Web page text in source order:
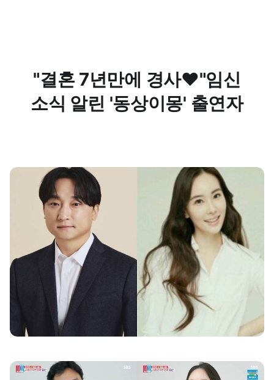
"결혼 7년만에 경사♥"임신
소식 알린 '동상이몽' 출연자